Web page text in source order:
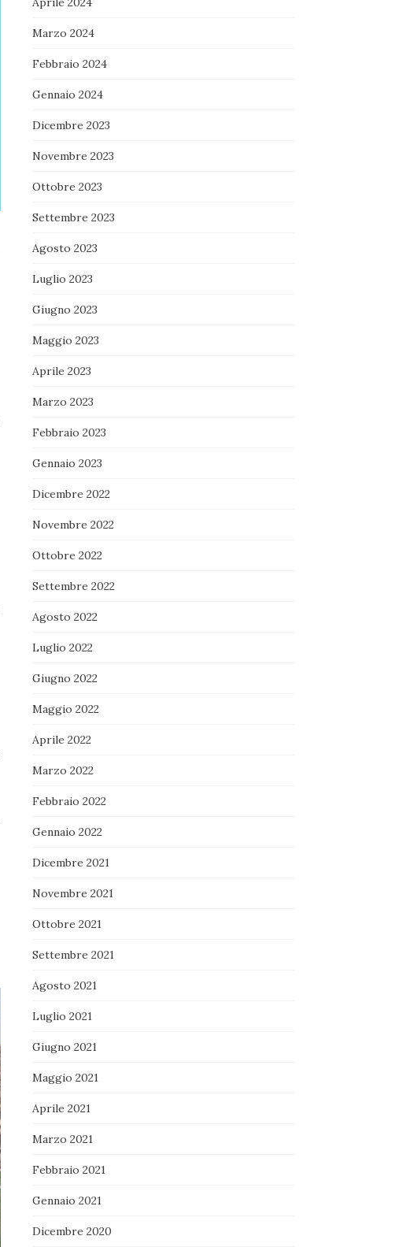
Marzo 2024
Febbraio 2024
Gennaio 2024
Dicembre 2023
Novembre 2023
Ottobre 2023
Settembre 2023
Agosto 2023
Luglio 2023
Giugno 2023
Maggio 2023
Aprile 2023
Marzo 2023
Febbraio 2023
Gennaio 2023
Dicembre 2022
Novembre 2022
Ottobre 2022
Settembre 2022
Agosto 2022
Luglio 2022
Giugno 2022
Maggio 2022
Aprile 2022
Marzo 2022
Febbraio 2022
Gennaio 2022
Dicembre 2021
Novembre 2021
Ottobre 2021
Settembre 2021
Agosto 2021
Luglio 2021
Giugno 2021
Maggio 2021
Aprile 2021
Marzo 2021
Febbraio 2021
Gennaio 2021
Dicembre 2020